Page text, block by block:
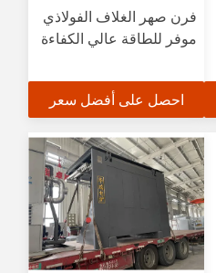
فرن صهر الغلاف الفولاذي
موفر للطاقة عالي الكفاءة
احصل على أفضل سعر